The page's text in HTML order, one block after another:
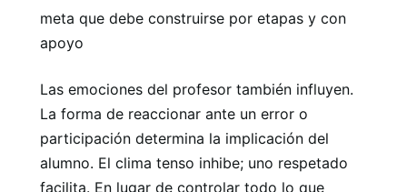
meta que debe construirse por etapas y con
apoyo
Las emociones del profesor también influyen.
La forma de reaccionar ante un error o
participación determina la implicación del
alumno. El clima tenso inhibe; uno respetado
facilita. En lugar de controlar todo lo que